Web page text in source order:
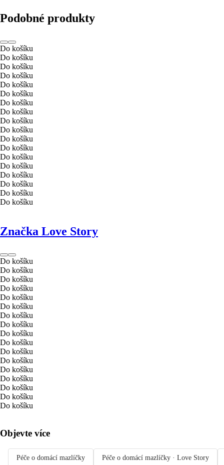
Podobné produkty
Do košíku
Do košíku
Do košíku
Do košíku
Do košíku
Do košíku
Do košíku
Do košíku
Do košíku
Do košíku
Do košíku
Do košíku
Do košíku
Do košíku
Do košíku
Do košíku
Do košíku
Do košíku
Značka Love Story
Do košíku
Do košíku
Do košíku
Do košíku
Do košíku
Do košíku
Do košíku
Do košíku
Do košíku
Do košíku
Do košíku
Do košíku
Do košíku
Do košíku
Do košíku
Do košíku
Do košíku
Objevte více
Péče o domácí mazlíčky Péče o domácí mazlíčky · Love Story